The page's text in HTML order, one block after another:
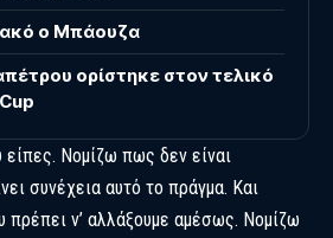
ο Μπάουζα
ορίστηκε στον τελικό
Νομίζω πως δεν είναι
συνέχεια αυτό το πράγμα. Και
πρέπει ν’ αλλάξουμε αμέσως. Νομίζω